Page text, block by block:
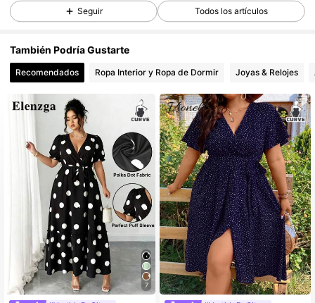
4,86 1M Seguidores
4,86 1M Seguidores
4,86 1M Seguidores
4,86 1M Seguidores
4,86 1M Seguidores
4,86 1M Seguidores
4,86 1M Seguidores
Seguir Todos los artículos
También Podría Gustarte
Recomendados Ropa Interior y Ropa de Dormir Joyas & Relojes
7